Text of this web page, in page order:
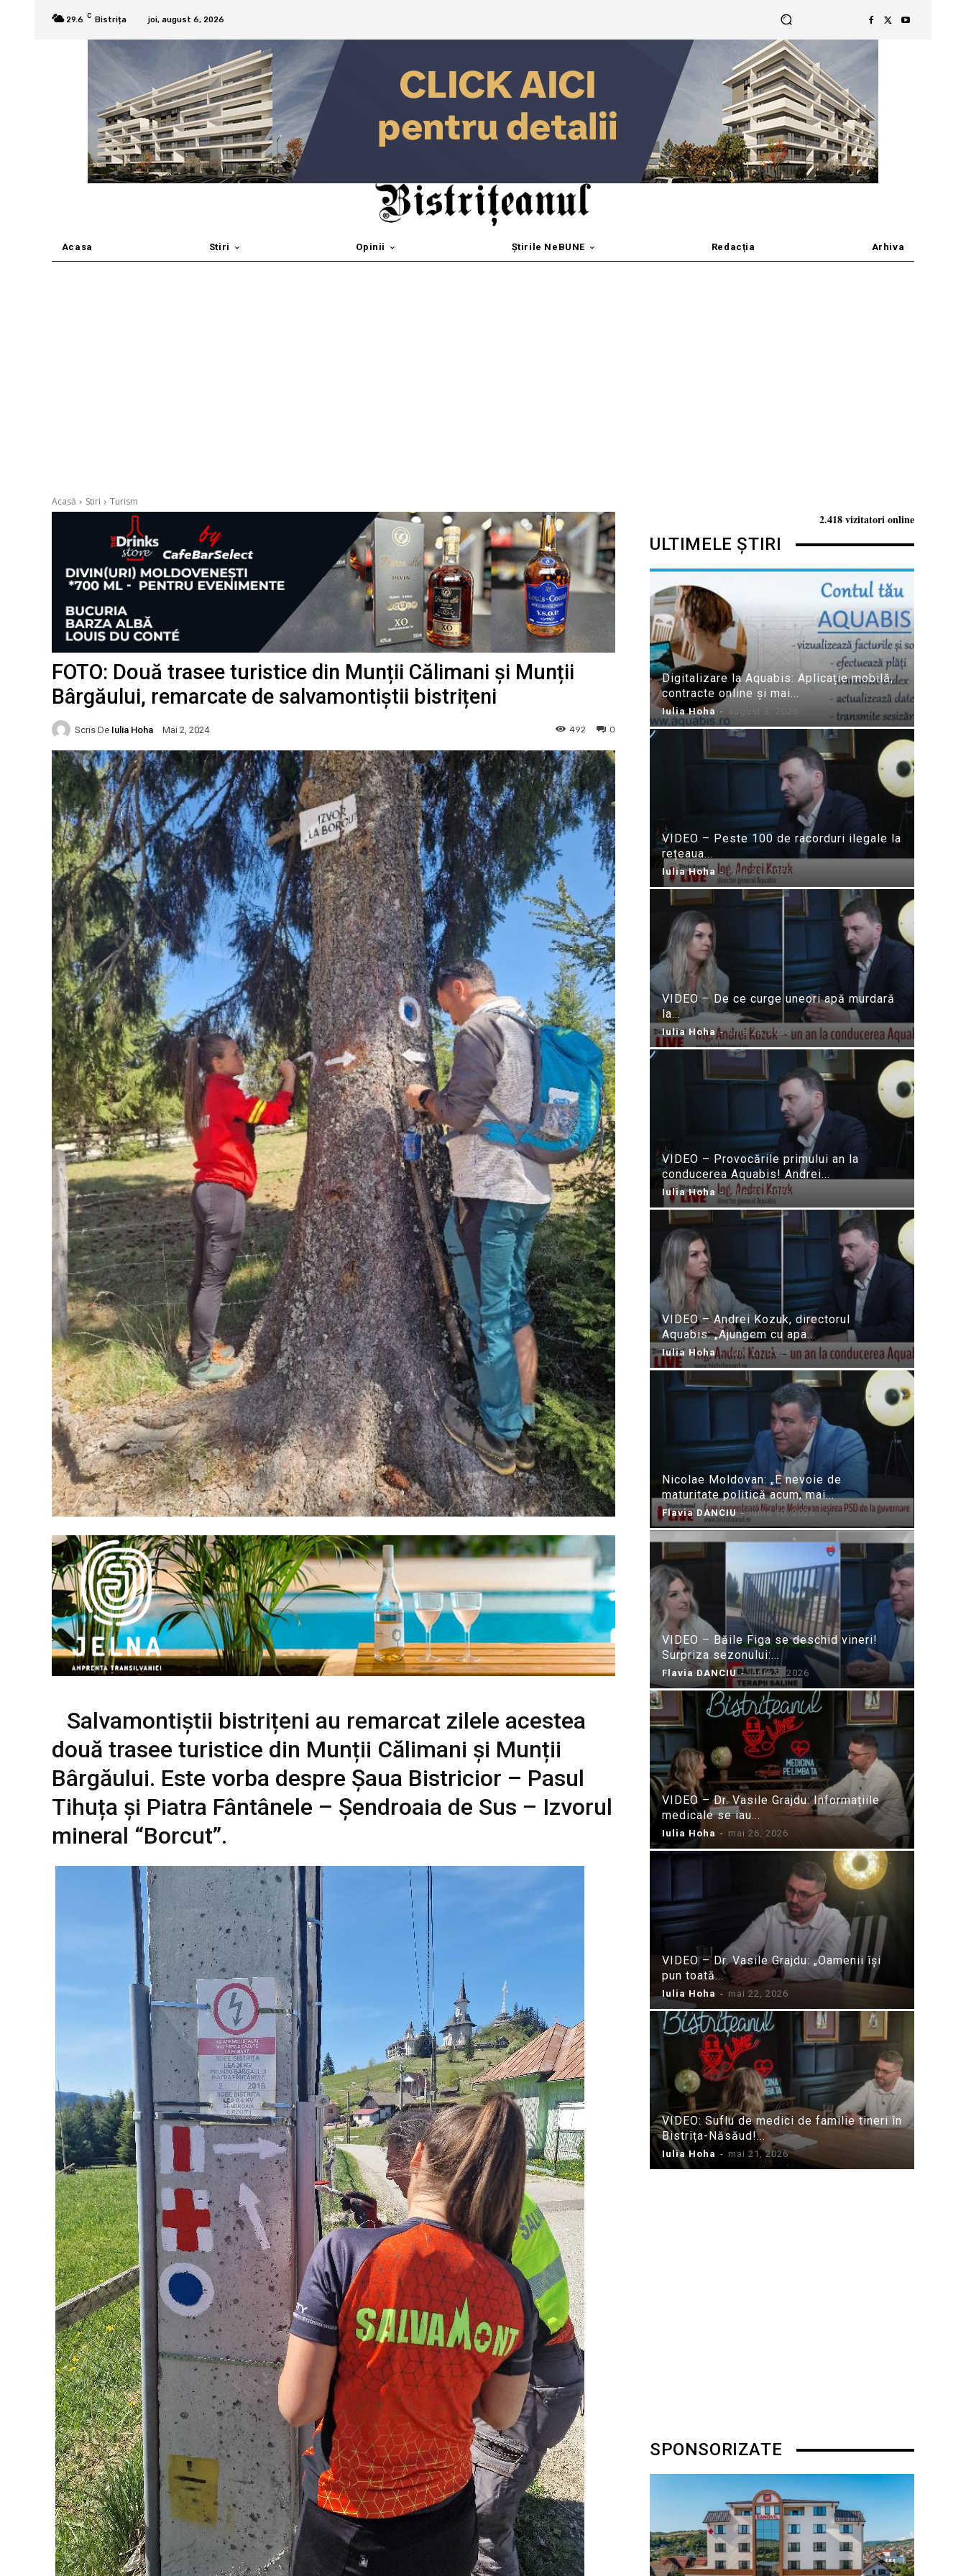
29.6 C Bistrița joi, august 6, 2026
Acasa Stiri Opinii Știrile NeBUNE Redacția Arhiva
Acasă Stiri Turism
FOTO: Două trasee turistice din Munții Călimani și Munții
Bârgăului, remarcate de salvamontiștii bistrițeni
Scris De Iulia Hoha Mai 2, 2024 0
492
Salvamontiștii bistrițeni au remarcat zilele acestea
două trasee turistice din Munții Călimani și Munții
Bârgăului. Este vorba despre Șaua Bistricior – Pasul
Tihuța și Piatra Fântânele – Șendroaia de Sus – Izvorul
mineral “Borcut”.
2.418 vizitatori online
ULTIMELE ȘTIRI
Digitalizare la Aquabis: Aplicație mobilă,
contracte online și mai...
Iulia Hoha - august 3, 2026
VIDEO – Peste 100 de racorduri ilegale la
rețeaua...
Iulia Hoha - iulie 31, 2026
VIDEO – De ce curge uneori apă murdară
la...
Iulia Hoha - iulie 24, 2026
VIDEO – Provocările primului an la
conducerea Aquabis! Andrei...
Iulia Hoha - iulie 21, 2026
VIDEO – Andrei Kozuk, directorul
Aquabis: „Ajungem cu apa...
Iulia Hoha - iulie 21, 2026
Nicolae Moldovan: „E nevoie de
maturitate politică acum, mai...
Flavia DANCIU - iunie 10, 2026
VIDEO – Băile Figa se deschid vineri!
Surpriza sezonului:...
Flavia DANCIU - iunie 9, 2026
VIDEO – Dr. Vasile Grajdu: Informațiile
medicale se iau...
Iulia Hoha - mai 26, 2026
VIDEO – Dr. Vasile Grajdu: „Oamenii își
pun toată...
Iulia Hoha - mai 22, 2026
VIDEO: Suflu de medici de familie tineri în
Bistrița-Năsăud!...
Iulia Hoha - mai 21, 2026
SPONSORIZATE